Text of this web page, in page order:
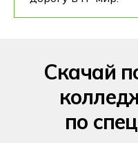
Скачай
по